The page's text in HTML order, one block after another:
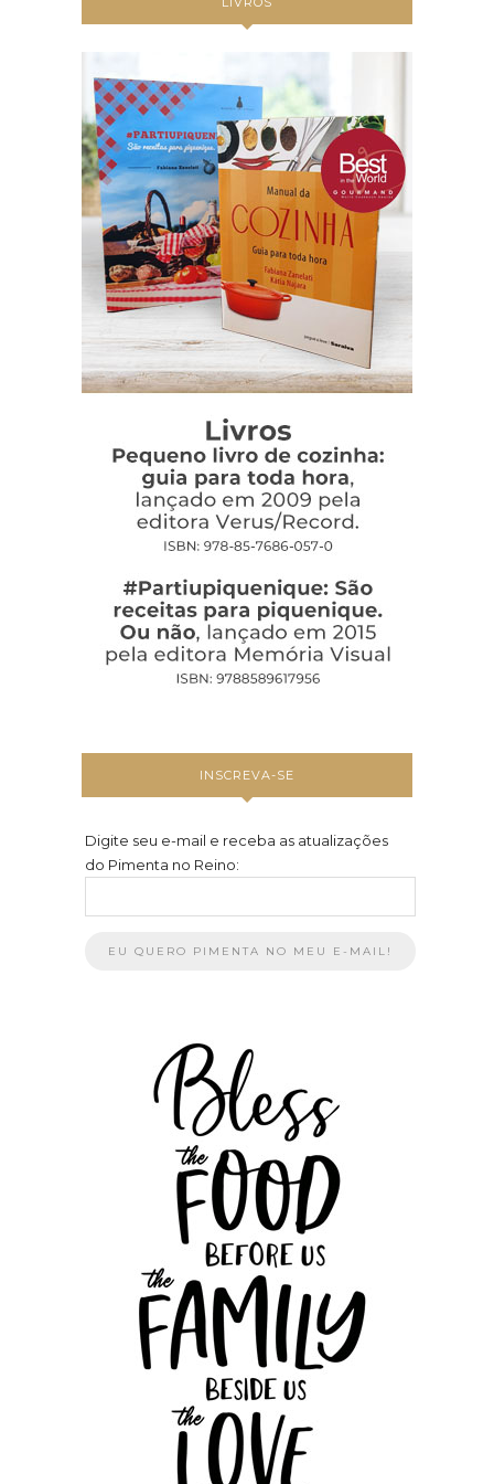
INSCREVA-SE
Digite seu e-mail e receba as atualizações
do Pimenta no Reino: